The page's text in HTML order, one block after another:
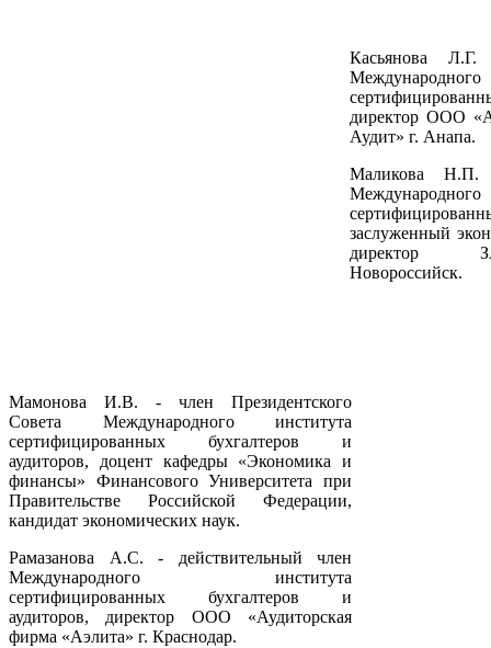
Касьянова
директор ООО
Аудит» г. Анапа.
Маликова Н.П.
заслуженный
директор
Новороссийск.
Мамонова И.В. - член Президентского
Совета Международного института
сертифицированных бухгалтеров и
аудиторов, доцент кафедры «Экономика и
финансы» Финансового Университета при
Правительстве Российской Федерации,
кандидат экономических наук.
Рамазанова А.С. - действительный член
Международного института
сертифицированных бухгалтеров и
аудиторов, директор ООО «Аудиторская
фирма «Аэлита» г. Краснодар.